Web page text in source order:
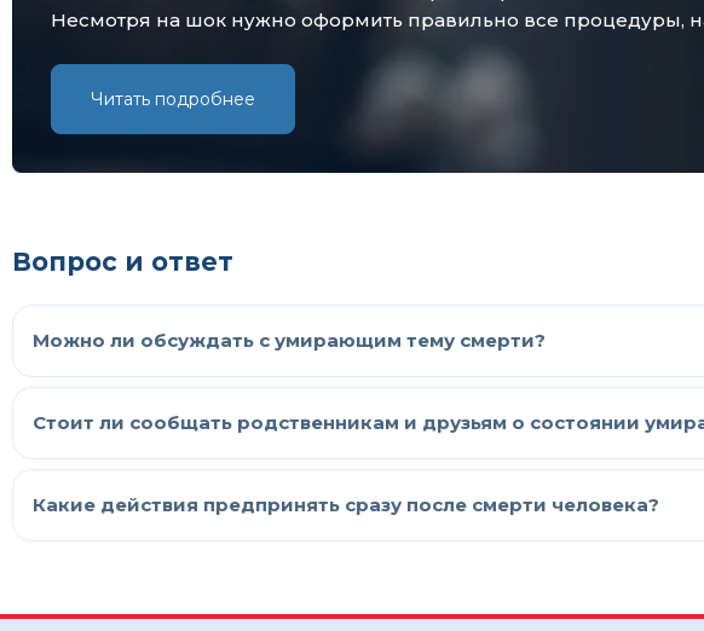
Несмотря на шок нужно оформить правильно все процедуры,
Читать подробнее
Вопрос и ответ
Можно ли обсуждать с умирающим тему смерти?
Стоит ли сообщать родственникам и друзьям о состоянии
Какие действия предпринять сразу после смерти человека?